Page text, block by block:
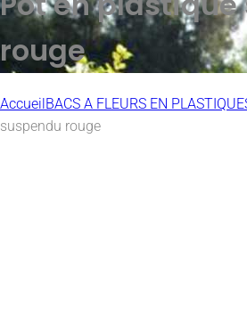
rouge
AccueilBACS A FLEURS EN
suspendu rouge